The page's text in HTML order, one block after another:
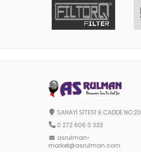
SANAYİ SİTESİ 9.CADDE NO:20
0 272 606 0 333
asrulman-
market@asrulman.com